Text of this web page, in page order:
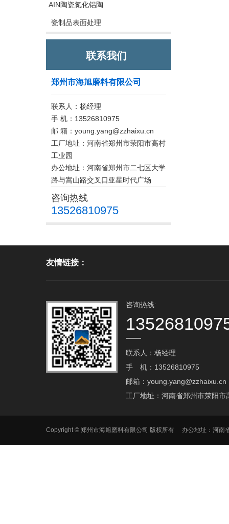
AIN陶瓷氮化铝陶
瓷制品表面处理
联系我们
郑州市海旭磨料有限公司
联系人：杨经理
手 机：13526810975
邮 箱：young.yang@zzhaixu.cn
工厂地址：河南省郑州市荥阳市高村
工业园
办公地址：河南省郑州市二七区大学
路与嵩山路交叉口亚星时代广场
咨询热线
13526810975
友情链接：
咨询热线:
联系人：杨经理
手 机：13526810975
邮箱：young.yang@zzhaixu.cn
工厂地址：河南省郑州市荥阳市
Copyright © 郑州市海旭磨料有限公司 版权所有 办公地址：河